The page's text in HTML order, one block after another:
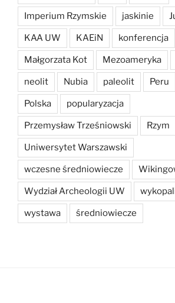
Imperium Rzymskie jaskinie
KAA UW KAEiN konferencja
Małgorzata Kot Mezoameryka
neolit Nubia paleolit Peru
Polska popularyzacja
Przemysław Trześniowski Rzym
Uniwersytet Warszawski
wczesne średniowiecze
Wydział Archeologii UW
wystawa średniowiecze